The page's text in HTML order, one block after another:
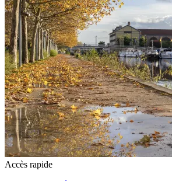
Accès rapide